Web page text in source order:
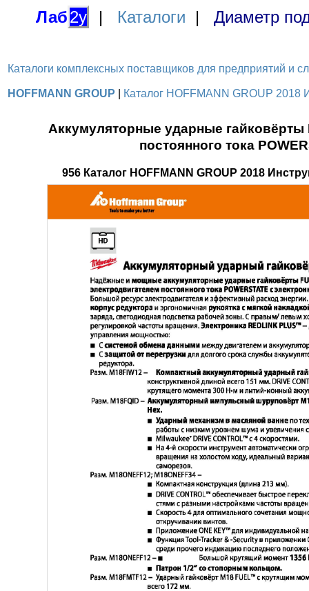
Лаб2у | Каталоги | Диаметр
Каталоги комплексных поставщиков для предприятий и
HOFFMANN GROUP Каталог HOFFMANN GROUP 2018
Аккумуляторные ударные
постоянного тока
956 Каталог HOFFMANN GROUP 2018